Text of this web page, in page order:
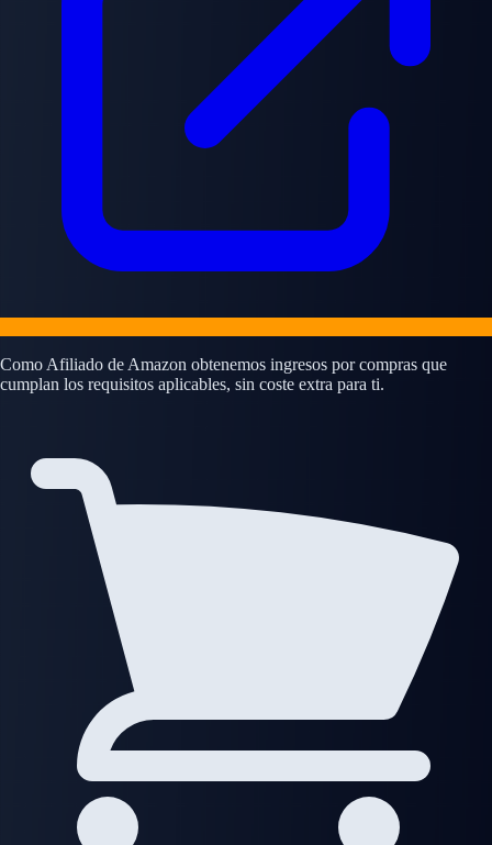
Como Afiliado de Amazon obtenemos ingresos por compras que
cumplan los requisitos aplicables, sin coste extra para ti.